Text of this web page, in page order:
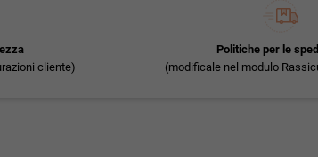
cliente)
Politiche per le
(modificale nel modulo